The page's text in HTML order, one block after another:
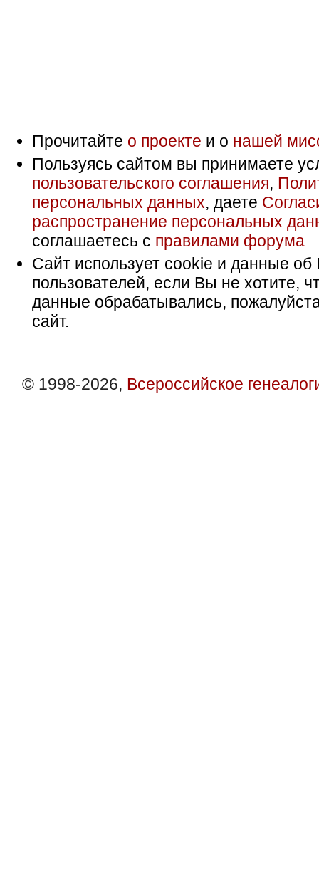
Прочитайте о проекте и о нашей
Пользуясь сайтом вы принимаете
пользовательского соглашения,
персональных данных, даете
распространение персональных
соглашаетесь с правилами форума
Сайт использует cookie и данные об
пользователей, если Вы не хотите,
данные обрабатывались,
сайт.
© 1998-2026, Всероссийское